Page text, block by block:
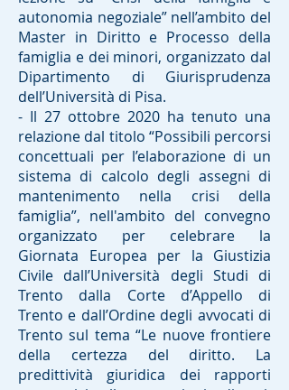
autonomia negoziale” nell’ambito del
Master in Diritto e Processo della
famiglia e dei minori, organizzato dal
Dipartimento di Giurisprudenza
dell’Università di Pisa.
- Il 27 ottobre 2020 ha tenuto una
relazione dal titolo “Possibili percorsi
concettuali per l’elaborazione di un
sistema di calcolo degli assegni di
mantenimento nella crisi della
famiglia”, nell'ambito del convegno
organizzato per celebrare la
Giornata Europea per la Giustizia
Civile dall’Università degli Studi di
Trento dalla Corte d’Appello di
Trento e dall’Ordine degli avvocati di
Trento sul tema “Le nuove frontiere
della certezza del diritto. La
predittività giuridica dei rapporti